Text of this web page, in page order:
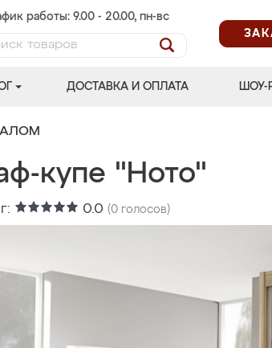
работы: 9.00 - 20.00, пн-вс
ДОСТАВКА И ОПЛАТА ШОУ-
купе "Ното"
0.0 (0 голосов)